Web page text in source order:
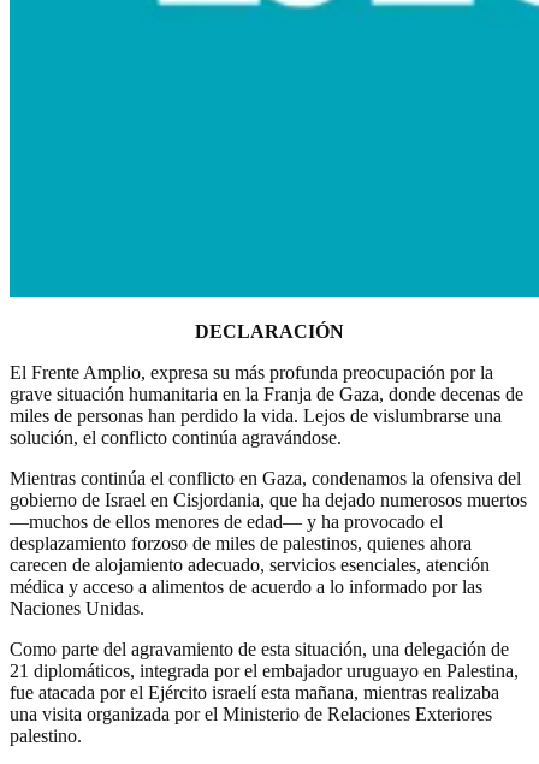
DECLARACIÓN
El Frente Amplio, expresa su más profunda preocupación por la
grave situación humanitaria en la Franja de Gaza, donde decenas de
miles de personas han perdido la vida. Lejos de vislumbrarse una
solución, el conflicto continúa agravándose.
Mientras continúa el conflicto en Gaza, condenamos la ofensiva del
gobierno de Israel en Cisjordania, que ha dejado numerosos muertos
—muchos de ellos menores de edad— y ha provocado el
desplazamiento forzoso de miles de palestinos, quienes ahora
carecen de alojamiento adecuado, servicios esenciales, atención
médica y acceso a alimentos de acuerdo a lo informado por las
Naciones Unidas.
Como parte del agravamiento de esta situación, una delegación de
21 diplomáticos, integrada por el embajador uruguayo en Palestina,
fue atacada por el Ejército israelí esta mañana, mientras realizaba
una visita organizada por el Ministerio de Relaciones Exteriores
palestino.